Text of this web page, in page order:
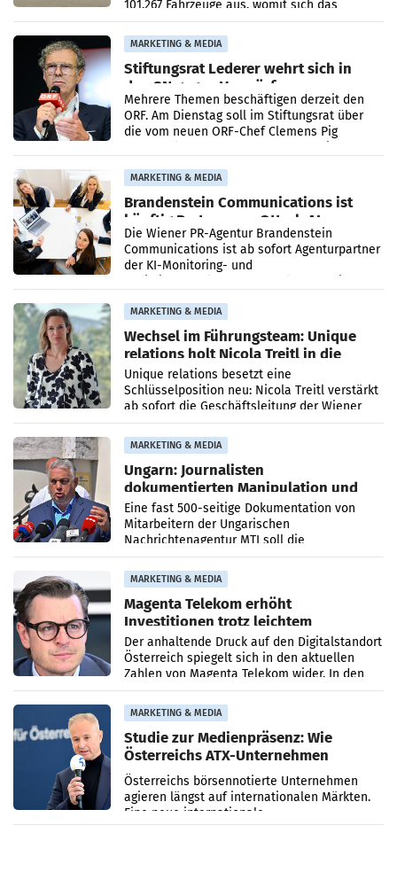
101.267 Fahrzeuge aus, womit sich das
Ergebnis gegenüber Juli 2025 mehr als
verdoppelte (+102
MARKETING & MEDIA
Stiftungsrat Lederer wehrt sich in
den SN gegen Vorwürfe
Mehrere Themen beschäftigen derzeit den
ORF. Am Dienstag soll im Stiftungsrat über
die vom neuen ORF-Chef Clemens Pig
MARKETING & MEDIA
Brandenstein Communications ist
künftig Partner von OtterlyAI
Die Wiener PR-Agentur Brandenstein
Communications ist ab sofort Agenturpartner
der KI-Monitoring- und
MARKETING & MEDIA
Wechsel im Führungsteam: Unique
relations holt Nicola Treitl in die
Geschäftsleitung
Unique relations besetzt eine
Schlüsselposition neu: Nicola Treitl verstärkt
ab sofort die Geschäftsleitung der Wiener
PR-Agentur an der Seite von Josef Kalina und
Anna Kalina-Mahr.
MARKETING & MEDIA
Ungarn: Journalisten
dokumentierten Manipulation und
Zensur
Eine fast 500-seitige Dokumentation von
Mitarbeitern der Ungarischen
Nachrichtenagentur MTI soll die
systematische Nachrichten-Manipulation und
Zensur bei der Agentur während der Zeit
MARKETING & MEDIA
Magenta Telekom erhöht
Investitionen trotz leichtem
Umsatzrückgang
Der anhaltende Druck auf den Digitalstandort
Österreich spiegelt sich in den aktuellen
Zahlen von Magenta Telekom wider. In den
ersten sechs Monaten des laufenden Jahres
verzeichnete
MARKETING & MEDIA
Studie zur Medienpräsenz: Wie
Österreichs ATX-Unternehmen
international wahrgenommen
werden
Österreichs börsennotierte Unternehmen
agieren längst auf internationalen Märkten.
Eine neue internationale
Medienresonanzanalyse untersucht die